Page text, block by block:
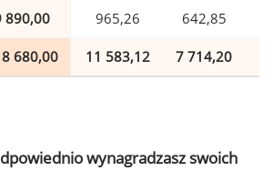
890,00 965,26 642,85
680,00 11 583,12 7 714,20
wynagradzasz swoich